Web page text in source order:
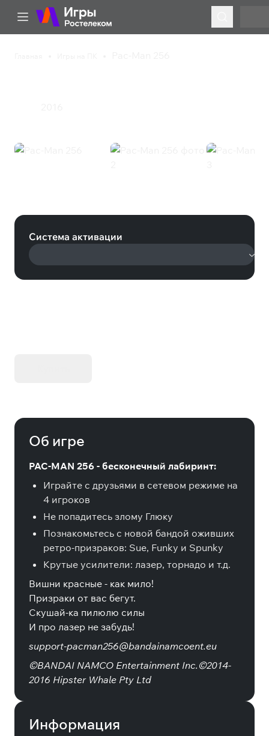
Система активации
Об игре
PAC-MAN 256 - бесконечный лабиринт:
Играйте с друзьями в сетевом режиме на
4 игроков
Не попадитесь злому Глюку
Познакомьтесь с новой бандой оживших
ретро-призраков: Sue, Funky и Spunky
Крутые усилители: лазер, торнадо и т.д.
Вишни красные - как мило!
Призраки от вас бегут.
Скушай-ка пилюлю силы
И про лазер не забудь!
support-pacman256@bandainamcoent.eu
©BANDAI NAMCO Entertainment Inc.©2014-
2016 Hipster Whale Pty Ltd
Информация